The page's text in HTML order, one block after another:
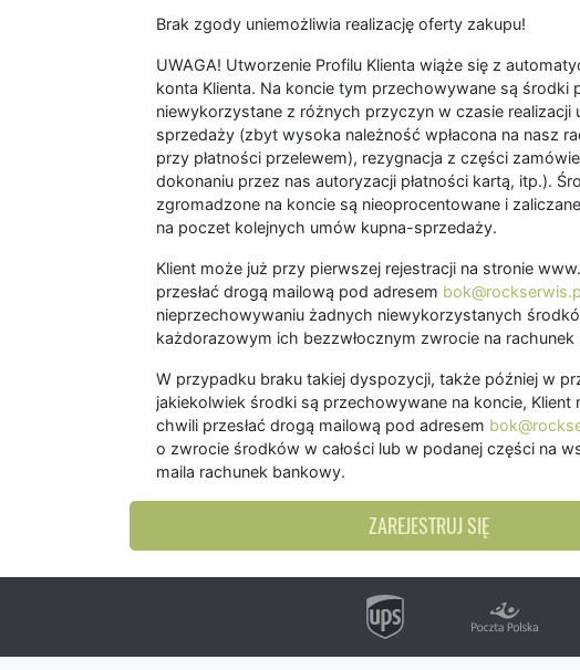
Brak zgody uniemożliwia realizację oferty zakupu!
UWAGA! Utworzenie Profilu Klienta wiąże się z
konta Klienta. Na koncie tym przechowywane są środki
niewykorzystane z różnych przyczyn w czasie realizacji
sprzedaży (zbyt wysoka należność wpłacona na nasz
przy płatności przelewem), rezygnacja z części
dokonaniu przez nas autoryzacji płatności kartą, itp.).
zgromadzone na koncie są nieoprocentowane i
na poczet kolejnych umów kupna-sprzedaży.
Klient może już przy pierwszej rejestracji na stronie
przesłać drogą mailową pod adresem
nieprzechowywaniu żadnych niewykorzystanych
każdorazowym ich bezzwłocznym zwrocie na rachunek
W przypadku braku takiej dyspozycji, także później w
jakiekolwiek środki są przechowywane na koncie, Klient
chwili przesłać drogą mailową pod adresem
o zwrocie środków w całości lub w podanej części na
maila rachunek bankowy.
ZAREJESTRUJ SIĘ